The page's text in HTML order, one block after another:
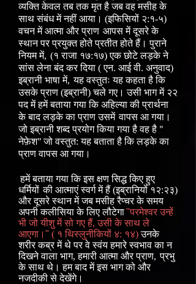
व्यक्ति केवल तब तक मृत है जब वह मसीह के
साथ संबंध में नहीं आया। (इफिसियों २:१-५)
वचन में आत्मा और प्राण आपस में दूसरे के
स्थान पर प्रयुक्त होते प्रतीत होते हैं। पुराने
नियम में, (१ राजा १७:१७) एक छोटे लड़के ने
सांस लेना बंद कर दिया ( एन. आई वी. अनुवाद)
इब्रानी भाषा में, यह वस्तुतः यह कहता है कि
उसके प्राण (इब्रानी) चले गए। उसी भाग में २२
पद में हमें बताया गया कि अहिल्या की प्रार्थना
के बाद लड़के का प्राण उसमें वापस आ गया।
जो इब्रानी शब्द प्रयोग किया गया है वह है "
नेफ़ेश"जो वस्तुत: यह बताता है कि लड़के का
प्राण वापस आ गया।
हमें बताया गया कि इस क्षण सिद्ध किए हुए
धर्मियों की आत्माएं स्वर्ग में हैं (इब्रानियों १२:२३)
और दूसरे स्थान में जब मसीह रैप्चर के समय
अपनी कलीसिया के लिए लौटेगा"परमेश्वर उन्हें
भी जो यीशु में सो गए हैं, उसी के साथ ले
आएगा। " ( १ थिस्लुनीकियों ४: १४)उनके
शरीर कब्र में थे पर वे स्वंय हमारे स्वभाव का न
दिखने वाला भाग, हमारी आत्मा और प्राण, प्रभु
के साथ थे। हम बाद में इस भाग को और
नजदीकी से देखेंगे।